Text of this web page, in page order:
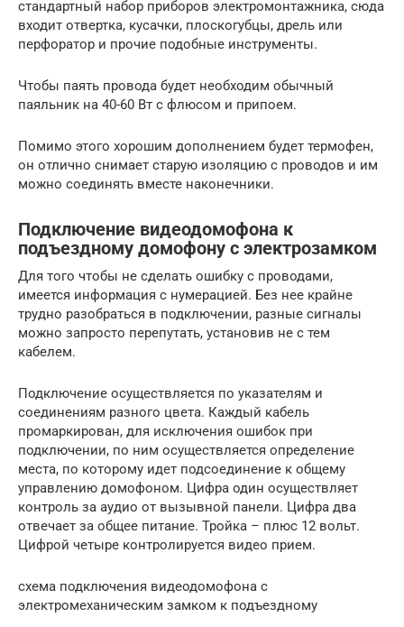
стандартный набор приборов электромонтажника, сюда
входит отвертка, кусачки, плоскогубцы, дрель или
перфоратор и прочие подобные инструменты.
Чтобы паять провода будет необходим обычный
паяльник на 40-60 Вт с флюсом и припоем.
Помимо этого хорошим дополнением будет термофен,
он отлично снимает старую изоляцию с проводов и им
можно соединять вместе наконечники.
Подключение видеодомофона к
подъездному домофону с электрозамком
Для того чтобы не сделать ошибку с проводами,
имеется информация с нумерацией. Без нее крайне
трудно разобраться в подключении, разные сигналы
можно запросто перепутать, установив не с тем
кабелем.
Подключение осуществляется по указателям и
соединениям разного цвета. Каждый кабель
промаркирован, для исключения ошибок при
подключении, по ним осуществляется определение
места, по которому идет подсоединение к общему
управлению домофоном. Цифра один осуществляет
контроль за аудио от вызывной панели. Цифра два
отвечает за общее питание. Тройка – плюс 12 вольт.
Цифрой четыре контролируется видео прием.
схема подключения видеодомофона с
электромеханическим замком к подъездному